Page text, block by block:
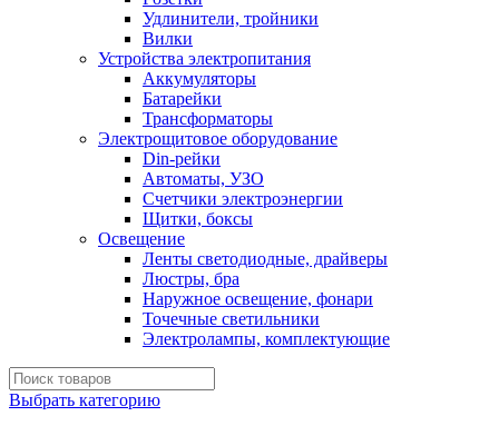
Удлинители, тройники
Вилки
Устройства электропитания
Аккумуляторы
Батарейки
Трансформаторы
Электрощитовое оборудование
Din-рейки
Автоматы, УЗО
Счетчики электроэнергии
Щитки, боксы
Освещение
Ленты светодиодные, драйверы
Люстры, бра
Наружное освещение, фонари
Точечные светильники
Электролампы, комплектующие
Выбрать категорию